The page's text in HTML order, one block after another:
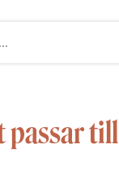
passar till